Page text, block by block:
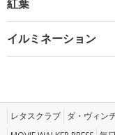
紅葉
イルミネーション
レタスクラブ ダ・ヴィン